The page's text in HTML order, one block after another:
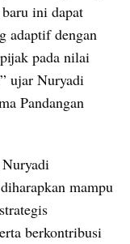
ini dapat
adaptif dengan
pada nilai
ujar Nuryadi
Pandangan
mampu
berkontribusi